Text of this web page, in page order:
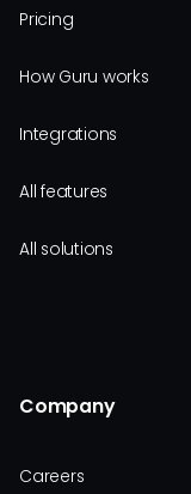
Pricing
How Guru works
Integrations
All features
All solutions
Company
Careers